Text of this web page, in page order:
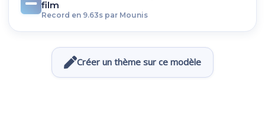
film
Record en 9.63s par Mounis
Créer un thème sur ce modèle